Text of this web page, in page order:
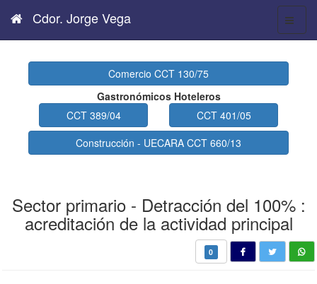
Cdor. Jorge Vega
Comercio CCT 130/75
Gastronómicos Hoteleros
CCT 389/04
CCT 401/05
Construcción - UECARA CCT 660/13
Sector primario - Detracción del 100% :
acreditación de la actividad principal
0